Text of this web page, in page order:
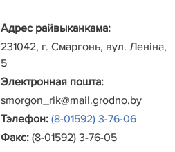
Адрес райвыканкама:
231042, г. Смаргонь, вул. Леніна,
5
Электронная пошта:
smorgon_rik@mail.grodno.by
Тэлефон: (8-01592) 3-76-06
Факс: (8-01592) 3-76-05